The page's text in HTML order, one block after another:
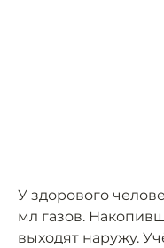
У здорового
мл газов.
выходят наружу.